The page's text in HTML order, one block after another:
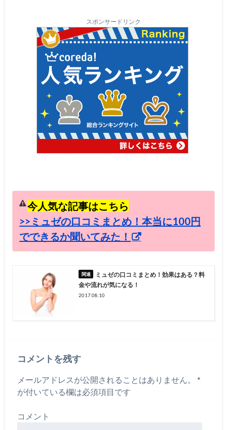
スポンサードリンク
今人気な記事はこちら
>>ミュゼの口コミまとめ！本当に100円
でできるか聞いてみた！
ミュゼの口コミまとめ！効果はある？料
金や流れが気になる！
2017.08.10
コメントを残す
メールアドレスが公開されることはありません。
*
が付いている欄は必須項目です
コメント